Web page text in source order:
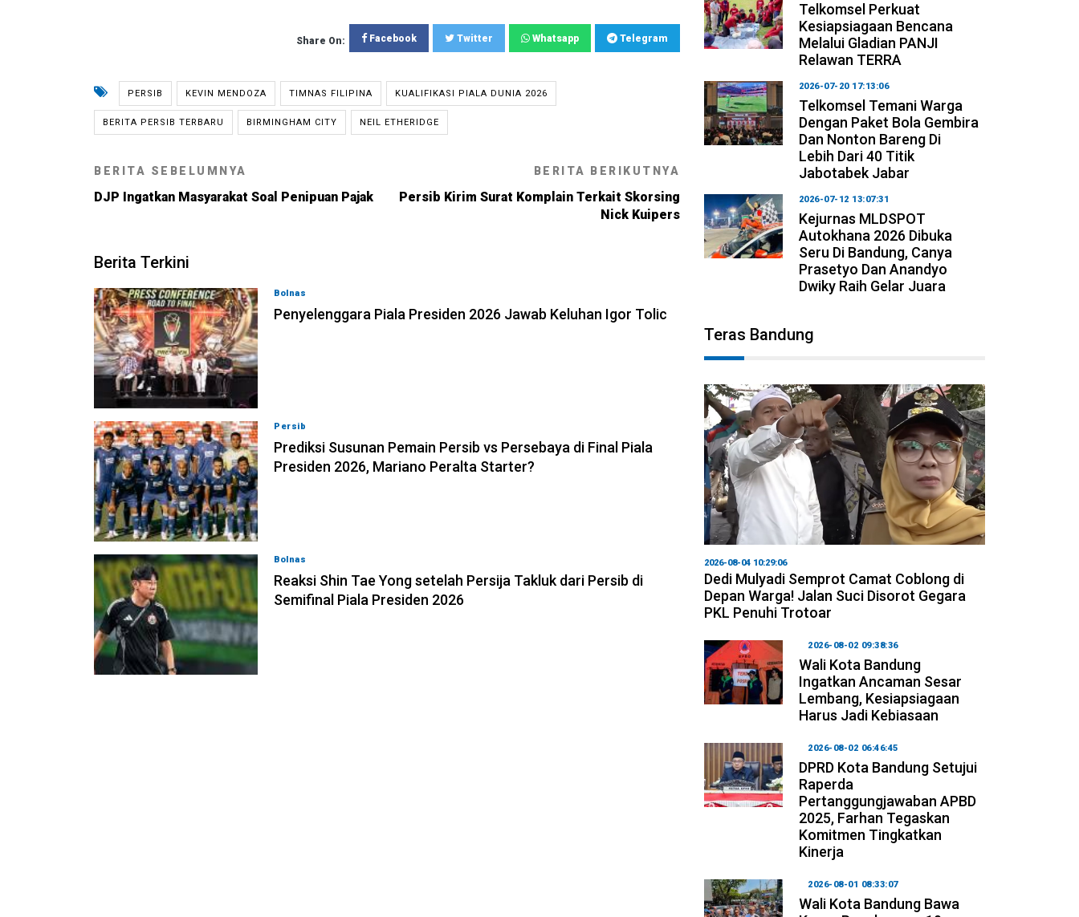
Share On: Facebook Twitter Whatsapp Telegram
PERSIB KEVIN MENDOZA TIMNAS FILIPINA KUALIFIKASI PIALA DUNIA 2026
BERITA PERSIB TERBARU BIRMINGHAM CITY NEIL ETHERIDGE
BERITA SEBELUMNYA
DJP Ingatkan Masyarakat Soal Penipuan Pajak
BERITA BERIKUTNYA
Persib Kirim Surat Komplain Terkait Skorsing
Nick Kuipers
Berita Terkini
Bolnas
Penyelenggara Piala Presiden 2026 Jawab Keluhan Igor Tolic
Persib
Prediksi Susunan Pemain Persib vs Persebaya di Final Piala
Presiden 2026, Mariano Peralta Starter?
Bolnas
Reaksi Shin Tae Yong setelah Persija Takluk dari Persib di
Semifinal Piala Presiden 2026
Telkomsel Perkuat
Kesiapsiagaan Bencana
Melalui Gladian PANJI
Relawan TERRA
2026-07-20 17:13:06
Telkomsel Temani Warga
Dengan Paket Bola Gembira
Dan Nonton Bareng Di
Lebih Dari 40 Titik
Jabotabek Jabar
2026-07-12 13:07:31
Kejurnas MLDSPOT
Autokhana 2026 Dibuka
Seru Di Bandung, Canya
Prasetyo Dan Anandyo
Dwiky Raih Gelar Juara
Teras Bandung
2026-08-04 10:29:06
Dedi Mulyadi Semprot Camat Coblong di
Depan Warga! Jalan Suci Disorot Gegara
PKL Penuhi Trotoar
2026-08-02 09:38:36
Wali Kota Bandung
Ingatkan Ancaman Sesar
Lembang, Kesiapsiagaan
Harus Jadi Kebiasaan
2026-08-02 06:46:45
DPRD Kota Bandung Setujui
Raperda
Pertanggungjawaban APBD
2025, Farhan Tegaskan
Komitmen Tingkatkan
Kinerja
2026-08-01 08:33:07
Wali Kota Bandung Bawa